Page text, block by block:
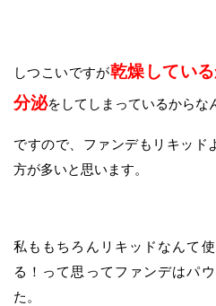
しつこいですが乾燥してい
分泌をしてしまっているからな
ですので、ファンデもリキッド
方が多いと思います。
私ももちろんリキッドなんて
る！って思ってファンデはパ
た。